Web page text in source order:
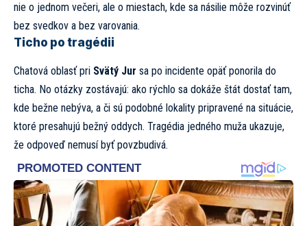
nie o jednom večeri, ale o miestach, kde sa násilie môže rozvinúť
bez svedkov a bez varovania.
Ticho po tragédii
Chatová oblasť pri Svätý Jur sa po incidente opäť ponorila do
ticha. No otázky zostávajú: ako rýchlo sa dokáže štát dostať tam,
kde bežne nebýva, a či sú podobné lokality pripravené na situácie,
ktoré presahujú bežný oddych. Tragédia jedného muža ukazuje,
že odpoveď nemusí byť povzbudivá.